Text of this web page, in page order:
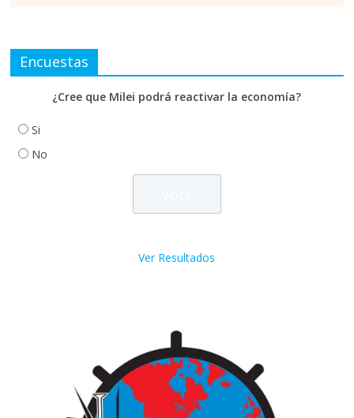
Encuestas
¿Cree que Milei podrá reactivar la economía?
Si
No
Ver Resultados